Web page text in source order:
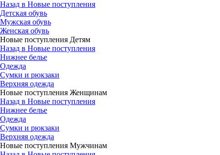
Назад в Новые поступления
Детская обувь
Мужская обувь
Женская обувь
Новые поступления Детям
Назад в Новые поступления
Нижнее белье
Одежда
Сумки и рюкзаки
Верхняя одежда
Новые поступления Женщинам
Назад в Новые поступления
Нижнее белье
Одежда
Сумки и рюкзаки
Верхняя одежда
Новые поступления Мужчинам